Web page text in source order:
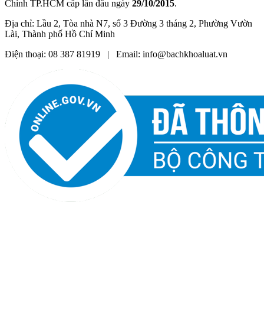
Chính TP.HCM cấp lần đầu ngày 29/10/2015.
Địa chỉ: Lầu 2, Tòa nhà N7, số 3 Đường 3 tháng 2, Phường Vườn
Lài, Thành phố Hồ Chí Minh
Điện thoại: 08 387 81919 | Email: info@bachkhoaluat.vn